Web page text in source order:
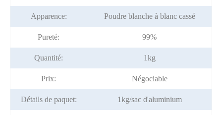
Apparence: Poudre blanche à blanc cassé
Pureté: 99%
Quantité: 1kg
Prix: Négociable
Détails de paquet: 1kg/sac d'aluminium